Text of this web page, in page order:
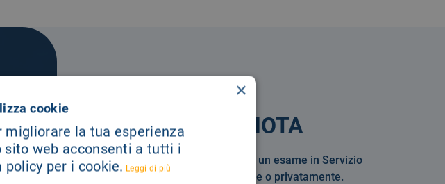
PRENOTA
Prenotare una visita o un esame in Servizio
Sanitario Nazionale o privatamente.
×
cookie
la tua esperienza
sito web acconsenti a tutti i
per i cookie. Leggi di più